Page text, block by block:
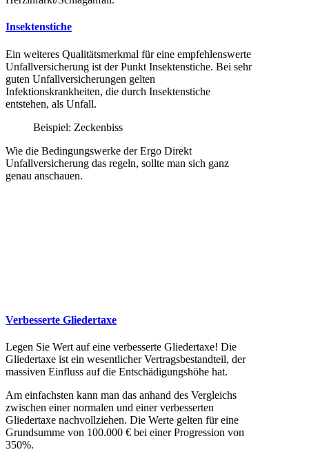
Insektenstiche
Ein weiteres Qualitätsmerkmal für eine empfehlenswerte
Unfallversicherung ist der Punkt Insektenstiche. Bei sehr
guten Unfallversicherungen gelten
Infektionskrankheiten, die durch Insektenstiche
entstehen, als Unfall.
Beispiel: Zeckenbiss
Wie die Bedingungswerke der Ergo Direkt
Unfallversicherung das regeln, sollte man sich ganz
genau anschauen.
Verbesserte Gliedertaxe
Legen Sie Wert auf eine verbesserte Gliedertaxe! Die
Gliedertaxe ist ein wesentlicher Vertragsbestandteil, der
massiven Einfluss auf die Entschädigungshöhe hat.
Am einfachsten kann man das anhand des Vergleichs
zwischen einer normalen und einer verbesserten
Gliedertaxe nachvollziehen. Die Werte gelten für eine
Grundsumme von 100.000 € bei einer Progression von
350%.